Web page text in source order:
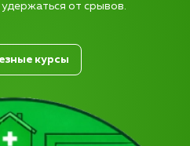
удержаться от срывов.
курсы